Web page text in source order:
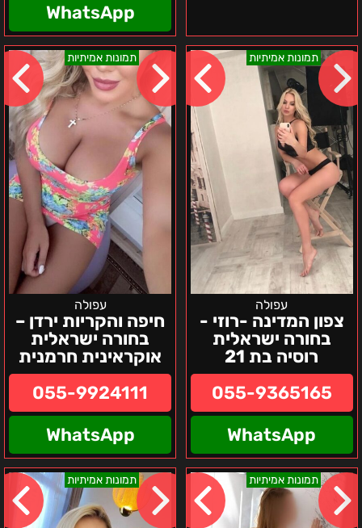
WhatsApp
תמונות אמיתיות
עפולה
צפון המדינה -רוזי -
בחורה ישראלית
רוסיה בת 21
055-9365165
WhatsApp
צפון
המדינה
-
רוזי
-
בחורה
ישראלית
רוסיה
תמונות אמיתיות
עפולה
חיפה והקריות ירדן –
בחורה ישראלית
אוקראינית חרמנית
055-9924111
WhatsApp
חיפה
והקריות
ירדן
–
בחורה
ישראלית
אוקראינית
חרמנית
תמונות אמיתיות
צפון
והסביבה
–
קירה
תמונות אמיתיות
בחיפה
והקריות-
קסנה
נערת